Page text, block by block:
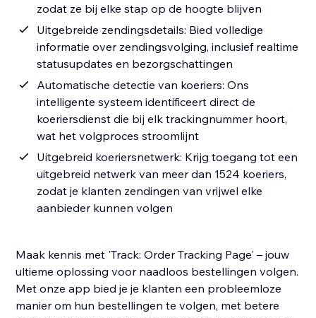
zodat ze bij elke stap op de hoogte blijven
Uitgebreide zendingsdetails: Bied volledige
informatie over zendingsvolging, inclusief realtime
statusupdates en bezorgschattingen
Automatische detectie van koeriers: Ons
intelligente systeem identificeert direct de
koeriersdienst die bij elk trackingnummer hoort,
wat het volgproces stroomlijnt
Uitgebreid koeriersnetwerk: Krijg toegang tot een
uitgebreid netwerk van meer dan 1524 koeriers,
zodat je klanten zendingen van vrijwel elke
aanbieder kunnen volgen
Maak kennis met 'Track: Order Tracking Page' – jouw
ultieme oplossing voor naadloos bestellingen volgen.
Met onze app bied je je klanten een probleemloze
manier om hun bestellingen te volgen, met betere